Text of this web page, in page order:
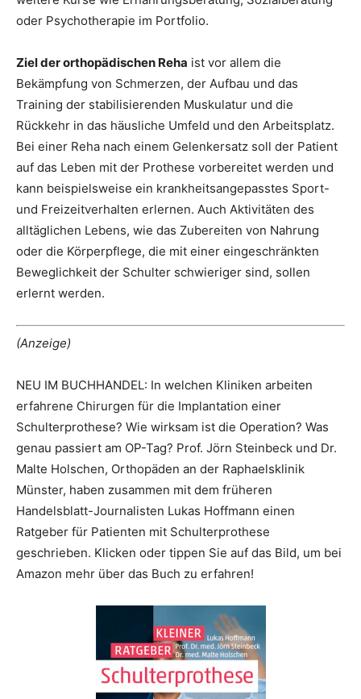
oder Psychotherapie im Portfolio.
Ziel der orthopädischen Reha ist vor allem die
Bekämpfung von Schmerzen, der Aufbau und das
Training der stabilisierenden Muskulatur und die
Rückkehr in das häusliche Umfeld und den Arbeitsplatz.
Bei einer Reha nach einem Gelenkersatz soll der Patient
auf das Leben mit der Prothese vorbereitet werden und
kann beispielsweise ein krankheitsangepasstes Sport-
und Freizeitverhalten erlernen. Auch Aktivitäten des
alltäglichen Lebens, wie das Zubereiten von Nahrung
oder die Körperpflege, die mit einer eingeschränkten
Beweglichkeit der Schulter schwieriger sind, sollen
erlernt werden.
(Anzeige)
NEU IM BUCHHANDEL: In welchen Kliniken arbeiten
erfahrene Chirurgen für die Implantation einer
Schulterprothese? Wie wirksam ist die Operation? Was
genau passiert am OP-Tag? Prof. Jörn Steinbeck und Dr.
Malte Holschen, Orthopäden an der Raphaelsklinik
Münster, haben zusammen mit dem früheren
Handelsblatt-Journalisten Lukas Hoffmann einen
Ratgeber für Patienten mit Schulterprothese
geschrieben. Klicken oder tippen Sie auf das Bild, um bei
Amazon mehr über das Buch zu erfahren!